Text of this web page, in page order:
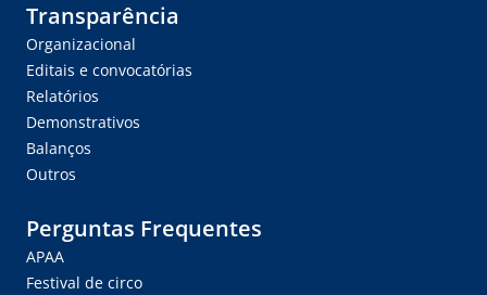
Transparência
Organizacional
Editais e convocatórias
Relatórios
Demonstrativos
Balanços
Outros
Perguntas Frequentes
APAA
Festival de circo